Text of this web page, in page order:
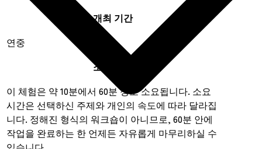
개최 기간
연중
소요 시간
이 체험은 약 10분에서 60분 정도 소요됩니다. 소요
시간은 선택하신 주제와 개인의 속도에 따라 달라집
니다. 정해진 형식의 워크숍이 아니므로, 60분 안에
작업을 완료하는 한 언제든 자유롭게 마무리하실 수